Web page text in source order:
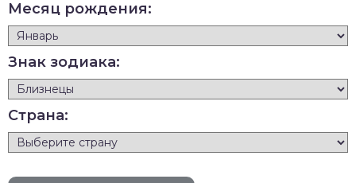
Месяц рождения:
Знак зодиака:
Страна: